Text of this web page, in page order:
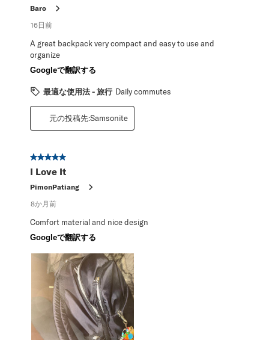
ー。
Baro
16日前
A great backpack very compact and easy to use and
organize
Googleで翻訳する
最適な使用法 - 旅行 Daily commutes
元の投稿先:Samsonite
星5／5個です。
I Love It
PimonPatiang
8か月前
Comfort material and nice design
Googleで翻訳する